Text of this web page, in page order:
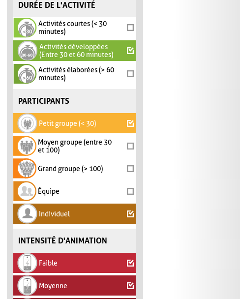
DURÉE DE L'ACTIVITÉ
Activités courtes (< 30
minutes)
Activités développées
(Entre 30 et 60 minutes)
Activités élaborées (> 60
minutes)
PARTICIPANTS
Petit groupe (< 30)
Moyen groupe (entre 30
et 100)
Grand groupe (> 100)
Équipe
Individuel
INTENSITÉ D'ANIMATION
Faible
Moyenne